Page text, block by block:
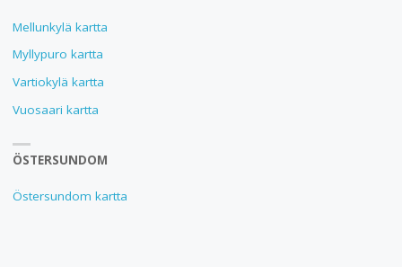
Mellunkylä kartta
Myllypuro kartta
Vartiokylä kartta
Vuosaari kartta
ÖSTERSUNDOM
Östersundom kartta